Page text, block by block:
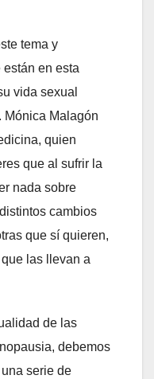
tema y
en esta
vida sexual
Mónica Malagón
quien
que al sufrir la
nada sobre
cambios
que sí quieren,
las llevan a
de las
debemos
serie de